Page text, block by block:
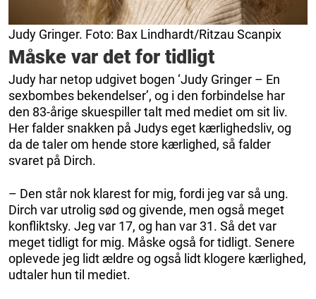
Judy Gringer. Foto: Bax Lindhardt/Ritzau Scanpix
Måske var det for tidligt
Judy har netop udgivet bogen ‘Judy Gringer – En
sexbombes bekendelser’, og i den forbindelse har
den 83-årige skuespiller talt med mediet om sit liv.
Her falder snakken på Judys eget kærlighedsliv, og
da de taler om hende store kærlighed, så falder
svaret på Dirch.
– Den står nok klarest for mig, fordi jeg var så ung.
Dirch var utrolig sød og givende, men også meget
konfliktsky. Jeg var 17, og han var 31. Så det var
meget tidligt for mig. Måske også for tidligt. Senere
oplevede jeg lidt ældre og også lidt klogere kærlighed,
udtaler hun til mediet.